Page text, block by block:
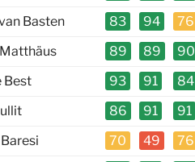
Basten 83 94 76
89 89 90
Best 93 91 84
86 91 91
70 49 76